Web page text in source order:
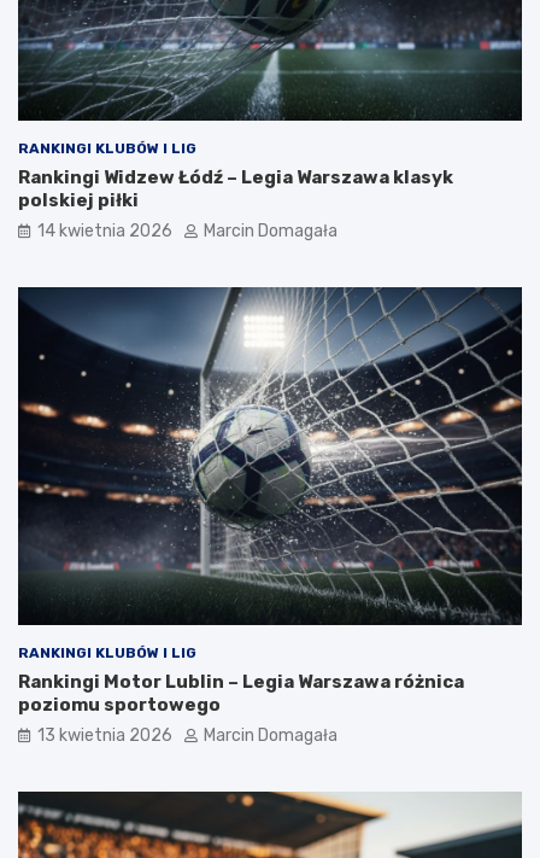
RANKINGI KLUBÓW I LIG
Rankingi Widzew Łódź – Legia Warszawa klasyk
polskiej piłki
14 kwietnia 2026 Marcin Domagała
RANKINGI KLUBÓW I LIG
Rankingi Motor Lublin – Legia Warszawa różnica
poziomu sportowego
13 kwietnia 2026 Marcin Domagała